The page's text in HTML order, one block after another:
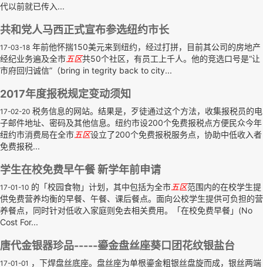
代以前就已传入...
共和党人马西正式宣布参选纽约市长
17-03-18 年前他怀揣150美元来到纽约，经过打拼，目前其公司的房地产
经纪业务遍及全市 五区共50个社区，有员工上千人。他的竞选口号是“让
市府回归诚信”（bring in tegrity back to city...
2017年度报税规定变动须知
17-02-20 税务信息的网站。结果是，歹徒通过这个方法，收集报税员的电
子邮件地址、密码及其他信息。纽约市设200个免费报税点方便民众今年
纽约市消费局在全市 五区设立了200个免费报税服务点，协助中低收入者
免费报税...
学生在校免费早午餐 新学年前申请
17-01-10 的「校园食物」计划，其中包括为全市 五区范围内的在校学生提
供免费营养均衡的早餐、午餐、课后餐点。面向公校学生提供可负担的营
养餐点，同时针对低收入家庭则免去相关费用。「在校免费早餐」(No
Cost For...
唐代金银器珍品-----鎏金盘丝座葵口团花纹银盐台
17-01-01 ，下焊盘丝底座。盘丝座为单根鎏金粗银丝盘旋而成，银丝两端